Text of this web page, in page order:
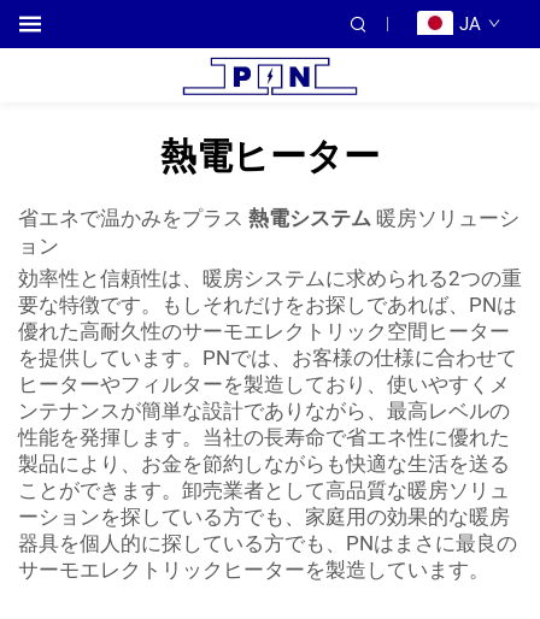
JA
熱電ヒーター
省エネで温かみをプラス 熱電システム 暖房ソリューシ
ョン
効率性と信頼性は、暖房システムに求められる2つの重
要な特徴です。もしそれだけをお探しであれば、PNは
優れた高耐久性のサーモエレクトリック空間ヒーター
を提供しています。PNでは、お客様の仕様に合わせて
ヒーターやフィルターを製造しており、使いやすくメ
ンテナンスが簡単な設計でありながら、最高レベルの
性能を発揮します。当社の長寿命で省エネ性に優れた
製品により、お金を節約しながらも快適な生活を送る
ことができます。卸売業者として高品質な暖房ソリュ
ーションを探している方でも、家庭用の効果的な暖房
器具を個人的に探している方でも、PNはまさに最良の
サーモエレクトリックヒーターを製造しています。